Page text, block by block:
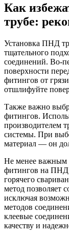
Как
трубе:
Установка ПНД
тщательного
соединений. Во-
поверхности
фитингов от
отшлифуйте
Также важно
фитингов.
производителем
системы. При
материал — он
Не менее важным
фитингов на ПНД
горячего
метод позволяет
исключая
методов
клеевые
качеству и